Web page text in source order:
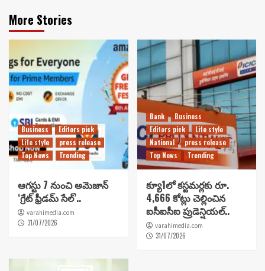
More Stories
Business
Editors pick
Life style
press release
Top News
Trending
ఆగస్టు 7 నుంచి అమెజాన్
‘గ్రేట్ ఫ్రీడమ్ సేల్’..
varahimedia.com
31/07/2026
Bank
Business
Editors pick
Life style
National
press release
Top News
Trending
క్యూ1లో కస్టమర్లకు రూ.
4,666 కోట్లు చెల్లించిన
ఐసీఐసీఐ ప్రుడెన్షియల్..
varahimedia.com
31/07/2026